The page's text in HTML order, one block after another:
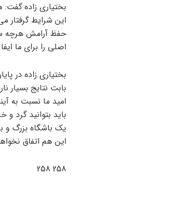
بختیاری زاده گفت:
این شرایط گرفتار
حفظ آرامش هرچه
اصلی را برای ما
بختیاری زاده در
بابت نتایج بسیار
امید ما نسبت به
باید بتوانید گرد
یک باشگاه بزرگ و
این هم اتفاق
258 258